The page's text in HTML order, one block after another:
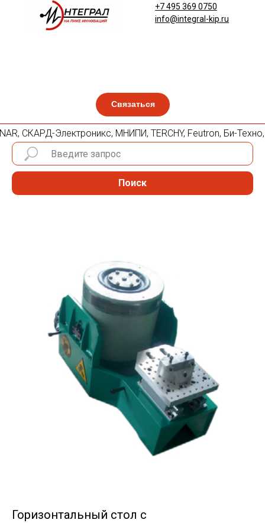
Связаться
+7 495 369 0750
info@integral-kip.ru
Электроникс, МНИПИ, TERCHY, Feutron, Би-Техно,
Поиск
Горизонтальный стол с